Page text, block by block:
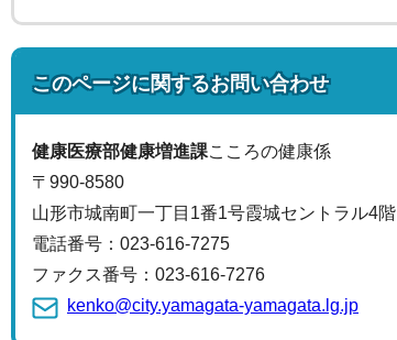
このページに関するお問い合わせ
健康医療部健康増進課こころの健康係
〒990-8580
山形市城南町一丁目1番1号霞城セントラル4階
電話番号： 023-616-7275
ファクス番号：023-616-7276
kenko@city.yamagata-yamagata.lg.jp